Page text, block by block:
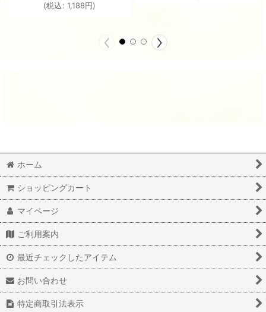
(税込: 1,188円)
ホーム
ショッピングカート
マイページ
ご利用案内
最近チェックしたアイテム
お問い合わせ
特定商取引法表示